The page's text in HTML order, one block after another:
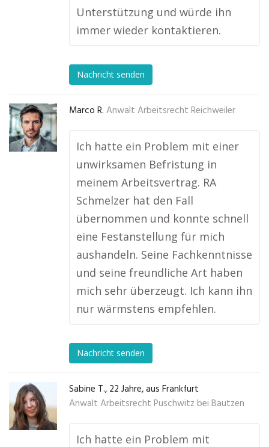
Unterstützung und würde ihn
immer wieder kontaktieren.
Nachricht senden
Marco R. Anwalt Arbeitsrecht Reichweiler
Ich hatte ein Problem mit einer
unwirksamen Befristung in
meinem Arbeitsvertrag. RA
Schmelzer hat den Fall
übernommen und konnte schnell
eine Festanstellung für mich
aushandeln. Seine Fachkenntnisse
und seine freundliche Art haben
mich sehr überzeugt. Ich kann ihn
nur wärmstens empfehlen.
Nachricht senden
Sabine T., 22 Jahre, aus Frankfurt
Anwalt Arbeitsrecht Puschwitz bei Bautzen
Ich hatte ein Problem mit